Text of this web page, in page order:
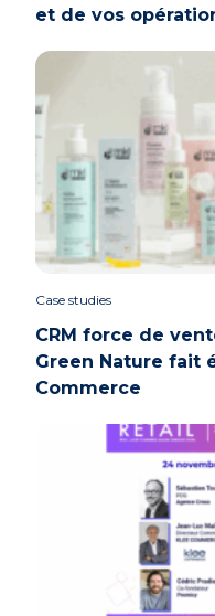
et de vos
Case studies
CRM force de
Green Nature fait
Commerce